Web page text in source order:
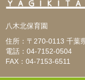
八木北保育園
住所：〒270-0113 千葉
電話：04-7152-0504
FAX：04-7153-6511